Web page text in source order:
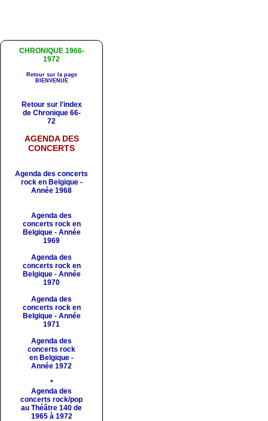
CHRONIQUE 1966-
1972
Retour sur la page
BIENVENUE
Retour sur l'index
de Chronique 66-
72
AGENDA DES
CONCERTS
Agenda des concerts
rock en Belgique -
Année 1968
Agenda des
concerts rock en
Belgique -Année
1969
Agenda des
concerts rock en
Belgique - Année
1970
Agenda des
concerts rock en
Belgique - Année
1971
Agenda des
concerts rock
en Belgique -
Année 1972
*
Agenda des
concerts rock/pop
au Théâtre 140 de
1965 à 1972